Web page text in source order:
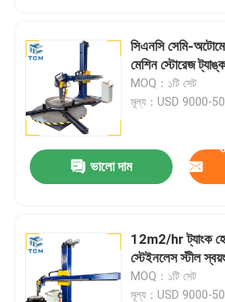
সিএনসি সেমি-
মেশিন স্টোরেজ
MOQ：১টি সেট
মূল্য：USD 9000-
ভালো দাম
12m2/hr ট্যাংক
স্টেইনলেস স্টীল
MOQ：১টি সেট
মূল্য：USD 9000-